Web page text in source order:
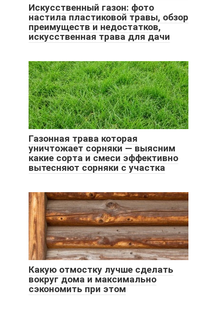
Искусственный газон: фото
настила пластиковой травы, обзор
преимуществ и недостатков,
искусственная трава для дачи
Газонная трава которая
уничтожает сорняки — выясним
какие сорта и смеси эффективно
вытесняют сорняки с участка
Какую отмостку лучше сделать
вокруг дома и максимально
сэкономить при этом